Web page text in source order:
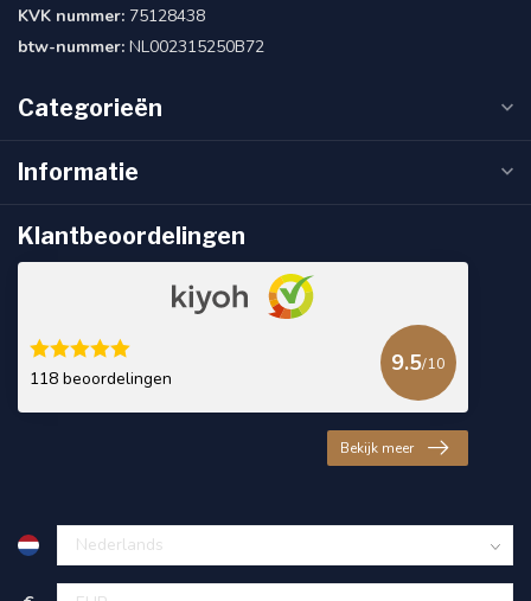
KVK nummer: 75128438
btw-nummer: NL002315250B72
Categorieën
Informatie
Klantbeoordelingen
118 beoordelingen
9.5/10
Bekijk meer